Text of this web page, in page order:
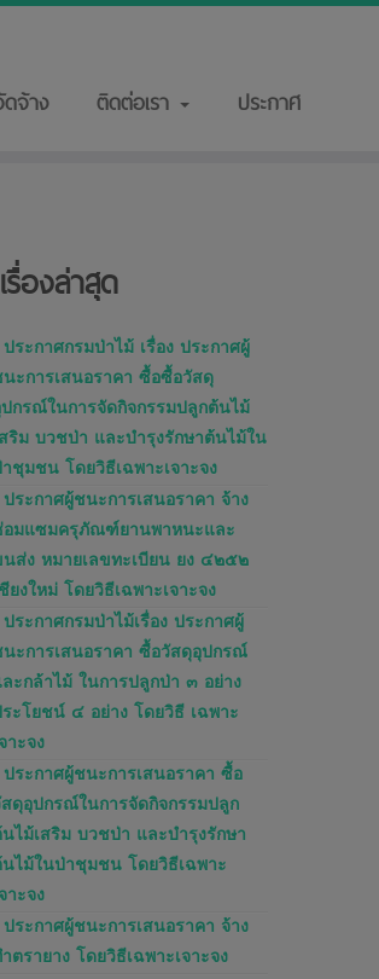
จ้าง ติดต่อเรา ประกาศ
เรื่องล่าสุด
ประกาศกรมป่าไม้ เรื่อง ประกาศผู้
นะการเสนอราคา ซื้อซื้อวัสดุ
ปกรณ์ในการจัดกิจกรรมปลูกต้นไม้
สริม บวชป่า และบำรุงรักษาต้นไม้ใน
าชุมชน โดยวิธีเฉพาะเจาะจง
ประกาศผู้ชนะการเสนอราคา จ้าง
มแซมครุภัณฑ์ยานพาหนะและ
ส่ง หมายเลขทะเบียน ยง ๔๒๕๒
ยงใหม่ โดยวิธีเฉพาะเจาะจง
ประกาศกรมป่าไม้เรื่อง ประกาศผู้
นะการเสนอราคา ซื้อวัสดุอุปกรณ์
ละกล้าไม้ ในการปลูกป่า ๓ อย่าง
ระโยชน์ ๔ อย่าง โดยวิธี เฉพาะ
าะจง
ประกาศผู้ชนะการเสนอราคา ซื้อ
สดุอุปกรณ์ในการจัดกิจกรรมปลูก
นไม้เสริม บวชป่า และบำรุงรักษา
นไม้ในป่าชุมชน โดยวิธีเฉพาะ
าะจง
ประกาศผู้ชนะการเสนอราคา จ้าง
ตรายาง โดยวิธีเฉพาะเจาะจง